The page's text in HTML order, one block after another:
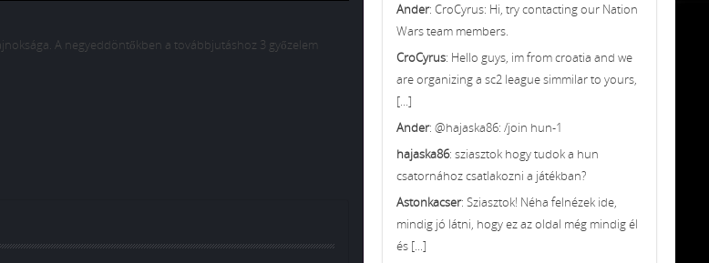
A negyeddöntőkben a továbbjutáshoz 3 győzelem
Ander: CroCyrus: Hi, try contacting our Nation
Wars team members.
CroCyrus: Hello guys, im from croatia and we
are organizing a sc2 league simmilar to yours,
[...]
Ander: @hajaska86: /join hun-1
hajaska86: sziasztok hogy tudok a hun
csatornához csatlakozni a játékban?
Astonkacser: Sziasztok! Néha felnézek ide,
mindig jó látni, hogy ez az oldal még mindig él
és [...]